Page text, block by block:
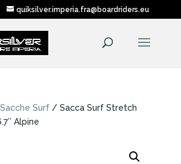
quiksilver.imperia.fra@boardriders.eu
Sacche Surf/ Sacca Surf Stretch
Alpine